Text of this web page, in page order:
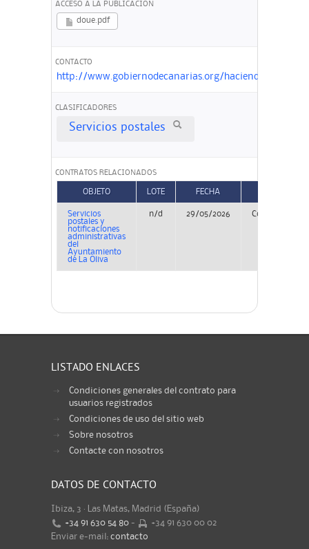
ACCESO A LA PUBLICACION
doue.pdf
CONTACTO
http://www.gobiernodecanarias.org/hacienda/tacp/
CLASIFICADORES
Servicios postales
CONTRATOS RELACIONADOS
OBJETO LOTE FECHA
Servicios
postales y
notificaciones
administrativas
del
Ayuntamiento
de La Oliva
n/d 29/05/2026 Concurso
LISTADO ENLACES
Condiciones generales del contrato para
usuarios registrados
Condiciones de uso del sitio web
Sobre nosotros
Contacte con nosotros
DATOS DE CONTACTO
Ibiza, 3 · Las Matas, Madrid (España)
+34 91 630 54 80 -
+34 91 630 00 02
Enviar e-mail: contacto